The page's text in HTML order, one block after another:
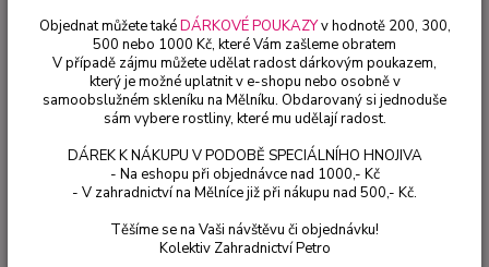
Objednat můžete takéDÁRKOVÉ POUKAZYv hodnotě 200, 300,
500 nebo 1000 Kč, které Vám zašleme obratem
V případě zájmu můžete udělat radost dárkovým poukazem,
který je možné uplatnit v e-shopu nebo osobně v
samoobslužném skleníku na Mělníku. Obdarovaný si jednoduše
sám vybere rostliny, které mu udělají radost.
DÁREK K NÁKUPU V PODOBĚ SPECIÁLNÍHO HNOJIVA
- Na eshopu při objednávce nad 1000,- Kč
- V zahradnictví na Mělníce již při nákupu nad 500,- Kč.
Těšíme se na Vaši návštěvu či objednávku!
Kolektiv Zahradnictví Petro